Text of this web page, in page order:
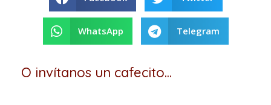
WhatsApp Telegram
O invítanos un cafecito...